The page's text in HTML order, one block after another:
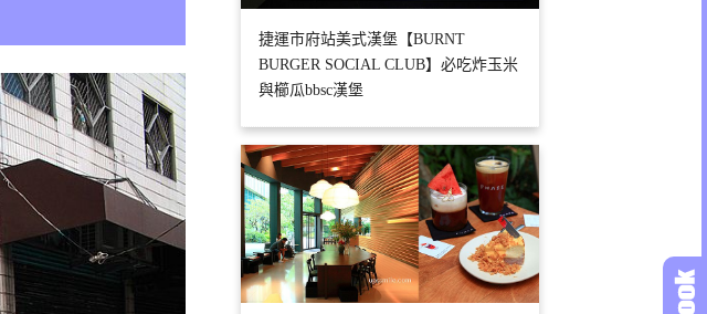
捷運市府站美式漢堡【BURNT
BURGER SOCIAL CLUB】必吃炸玉米
與櫛瓜bbsc漢堡